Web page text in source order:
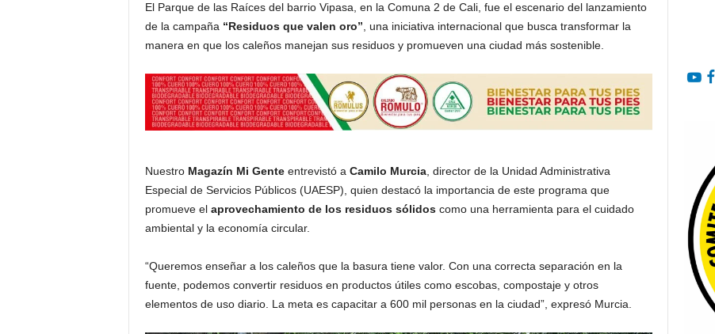
El Parque de las Raíces del barrio Vipasa, en la Comuna 2 de Cali, fue el escenario del lanzamiento
de la campaña “Residuos que valen oro” , una iniciativa internacional que busca transformar la
manera en que los caleños manejan sus residuos y promueven una ciudad más sostenible.
Nuestro Magazín Mi Genteentrevistó a Camilo Murcia, director de la Unidad Administrativa
Especial de Servicios Públicos (UAESP), quien destacó la importancia de este programa que
promueve el aprovechamiento de los residuos sólidoscomo una herramienta para el cuidado
ambiental y la economía circular.
“Queremos enseñar a los caleños que la basura tiene valor. Con una correcta separación en la
fuente, podemos convertir residuos en productos útiles como escobas, compostaje y otros
elementos de uso diario. La meta es capacitar a 600 mil personas en la ciudad”, expresó Murcia.